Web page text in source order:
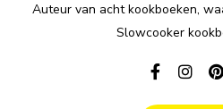
Auteur van acht kookboeken,
Slowcooker